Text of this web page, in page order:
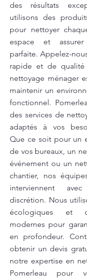
des résultats
utilisons des
pour nettoyer
espace et
parfaite. Appelez-
rapide et de qualité
nettoyage ménager
maintenir un
fonctionnel.
des services de
adaptés à vos
Que ce soit pour un
de vos bureaux, un
événement ou un
chantier, nos
interviennent
discrétion. Nous
écologiques et
modernes pour
en profondeur.
obtenir un devis
notre expertise en
Pomerleau pour